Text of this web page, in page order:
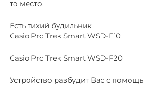
то место.
Есть тихий будильник
Casio Pro Trek Smart WSD-F10
Casio Pro Trek Smart WSD-F20
Устройство разбудит Вас с